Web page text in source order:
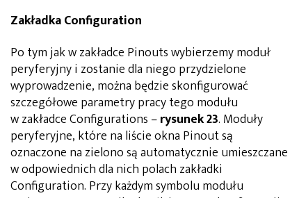
Zakładka Configuration
Po tym jak w zakładce Pinouts wybierzemy moduł
peryferyjny i zostanie dla niego przydzielone
wyprowadzenie, można będzie skonfigurować
szczegółowe parametry pracy tego modułu
w zakładce Configurations –rysunek 23. Moduły
peryferyjne, które na liście okna Pinout są
oznaczone na zielono są automatycznie umieszczane
w odpowiednich dla nich polach zakładki
Configuration. Przy każdym symbolu modułu